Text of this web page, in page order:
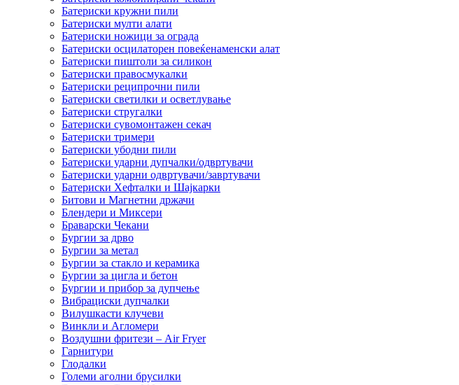
Батериски кружни пили
Батериски мулти алати
Батериски ножици за ограда
Батериски осцилаторен повеќенаменски алат
Батериски пиштоли за силикон
Батериски правосмукалки
Батериски реципрочни пили
Батериски светилки и осветлување
Батериски стругалки
Батериски сувомонтажен секач
Батериски тримери
Батериски убодни пили
Батериски ударни дупчалки/одвртувачи
Батериски ударни одвртувачи/завртувачи
Батериски Хефталки и Шајкарки
Битови и Магнетни држачи
Блендери и Миксери
Браварски Чекани
Бургии за дрво
Бургии за метал
Бургии за стакло и керамика
Бургии за цигла и бетон
Бургии и прибор за дупчење
Вибрациски дупчалки
Вилушкасти клучеви
Винкли и Агломери
Воздушни фритези – Air Fryer
Гарнитури
Глодалки
Големи аголни брусилки